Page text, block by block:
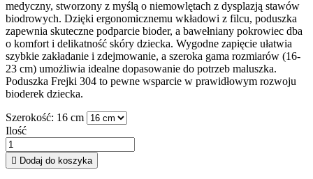
medyczny, stworzony z myślą o niemowlętach z dysplazją stawów
biodrowych. Dzięki ergonomicznemu wkładowi z filcu, poduszka
zapewnia skuteczne podparcie bioder, a bawełniany pokrowiec dba
o komfort i delikatność skóry dziecka. Wygodne zapięcie ułatwia
szybkie zakładanie i zdejmowanie, a szeroka gama rozmiarów (16-
23 cm) umożliwia idealne dopasowanie do potrzeb maluszka.
Poduszka Frejki 304 to pewne wsparcie w prawidłowym rozwoju
bioderek dziecka.
Szerokość: 16 cm
Ilość
 Dodaj do koszyka